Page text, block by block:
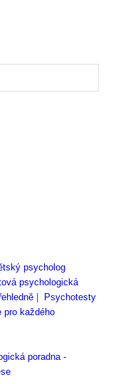
psycholog
psychologická
|
Psychotesty
pro každého
poradna -